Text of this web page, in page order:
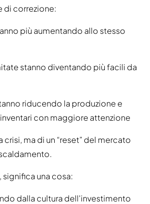
di correzione:
più aumentando allo stesso
stanno diventando più facili da
riducendo la produzione e
con maggiore attenzione
crisi, ma di un “reset” del mercato
significa una cosa:
dalla cultura dell'investimento